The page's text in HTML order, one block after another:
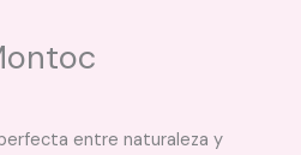
entre naturaleza y